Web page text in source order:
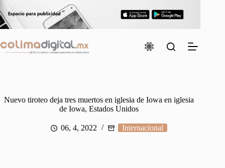
Saltar
al
contenido
Nuevo tiroteo deja tres muertos en iglesia de Iowa en iglesia
de Iowa, Estados Unidos
06, 4, 2022 Internacional